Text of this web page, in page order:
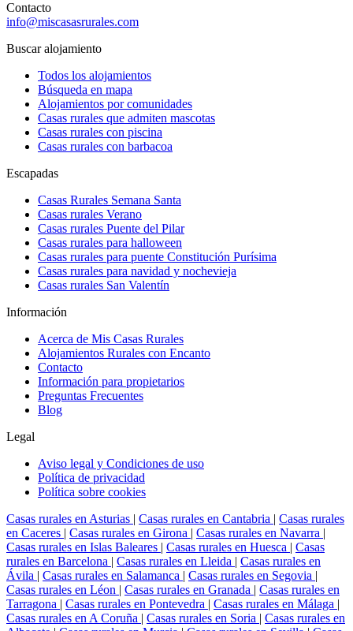
Contacto
info@miscasasrurales.com
Buscar alojamiento
Todos los alojamientos
Búsqueda en mapa
Alojamientos por comunidades
Casas rurales que admiten mascotas
Casas rurales con piscina
Casas rurales con barbacoa
Escapadas
Casas Rurales Semana Santa
Casas rurales Verano
Casas rurales Puente del Pilar
Casas rurales para halloween
Casas rurales para puente Constitución Purísima
Casas rurales para navidad y nochevieja
Casas rurales San Valentín
Información
Acerca de Mis Casas Rurales
Alojamientos Rurales con Encanto
Contacto
Información para propietarios
Preguntas Frecuentes
Blog
Legal
Aviso legal y Condiciones de uso
Política de privacidad
Política sobre cookies
Casas rurales en Asturias | Casas rurales en Cantabria | Casas rurales
en Caceres | Casas rurales en Girona | Casas rurales en Navarra |
Casas rurales en Islas Baleares | Casas rurales en Huesca | Casas
rurales en Barcelona | Casas rurales en Lleida | Casas rurales en
Ávila | Casas rurales en Salamanca | Casas rurales en Segovia |
Casas rurales en Léon | Casas rurales en Granada | Casas rurales en
Tarragona | Casas rurales en Pontevedra | Casas rurales en Málaga |
Casas rurales en A Coruña | Casas rurales en Soria | Casas rurales en